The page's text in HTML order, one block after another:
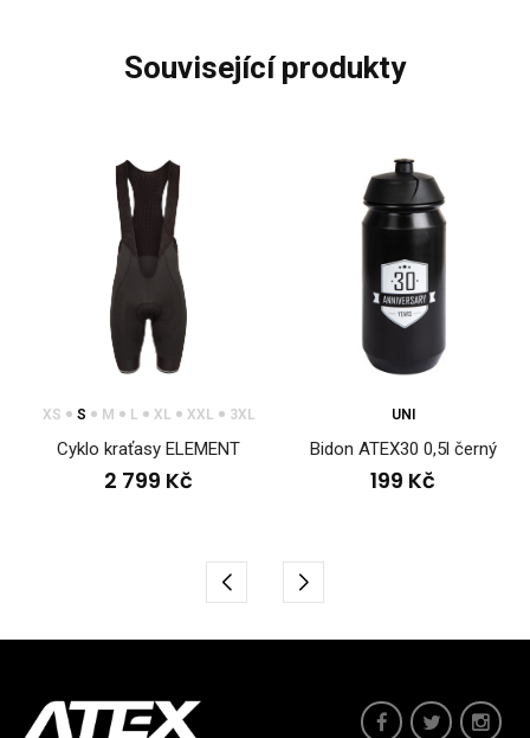
související produkty
XS S M L XL XXL 3XL
Cyklo kraťasy ELEMENT
2 799 Kč
UNI
Bidon ATEX30 0,5l černý
199 Kč